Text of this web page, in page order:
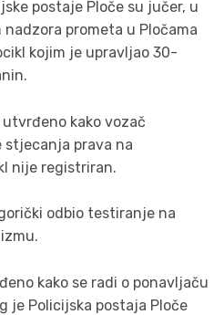
postaje Ploče su jučer, u
prometa u Pločama
kojim je upravljao 30-
kako vozač
stjecanja prava na
nije registriran.
odbio testiranje na
kako se radi o ponavljaču
je Policijska postaja Ploče